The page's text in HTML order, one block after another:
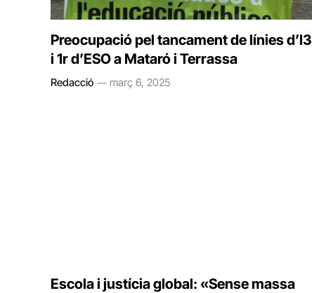
Preocupació pel tancament de línies d’I3
i 1r d’ESO a Mataró i Terrassa
Redacció març 6, 2025
Escola i justícia global: «Sense massa